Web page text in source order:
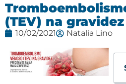
(TEV) na gravidez
10/02/2021 Natalia Lino